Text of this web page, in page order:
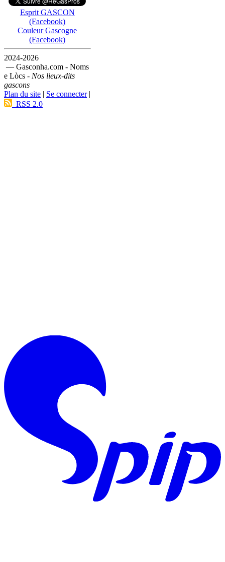
Esprit GASCON
(Facebook)
Couleur Gascogne
(Facebook)
2024-2026
— Gasconha.com - Noms
e Lòcs - Nos lieux-dits
gascons
Plan du site | Se connecter|
RSS 2.0